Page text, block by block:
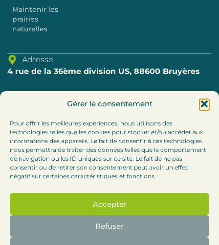
Gérer le consentement
Pour offrir les meilleures expériences, nous utilisons des
technologies telles que les cookies pour stocker et/ou accéder aux
informations des appareils. Le fait de consentir à ces technologies
nous permettra de traiter des données telles que le comportement
de navigation ou les ID uniques sur ce site. Le fait de ne pas
consentir ou de retirer son consentement peut avoir un effet
négatif sur certaines caractéristiques et fonctions.
Accepter
Refuser
Maintenir les
prairies
naturelles
Adresse
4 rue de la 36ème division US, 88600 Bruyères
E-mail
accueil@cc-bruyeres.fr
Horaires
8h30-12h (accueil téléphonique l’après-
midi)
Vendredi : 8h30-12h